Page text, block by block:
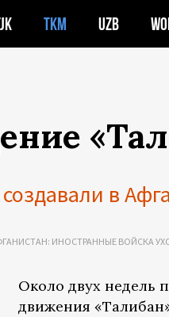
TKM UZB
в
ИНОСТРАННЫЕ ВОЙСКА
Около двух недель
движения